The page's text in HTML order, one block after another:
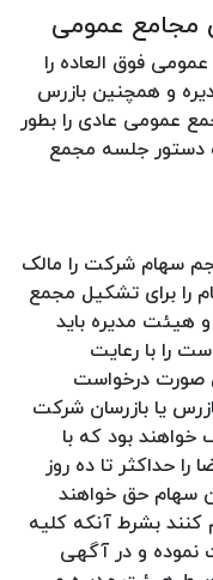
فوق العاده را
و همچنین بازرس
عمومی عادی را بطور
دستور جلسه مجمع
سهام شرکت را مالک
را برای تشکیل مجمع
هیئت مدیره باید
را با رعایت
صورت درخواست
یا بازرسان شرکت
خواهند بود که با
حداکثر تا ده روز
سهام حق خواهند
بشرط آنکه کلیه
نموده و در آگهی